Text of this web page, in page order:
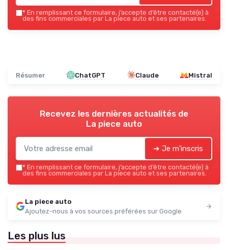
* En remplissant ce formulaire, j’accepte d’être contacté(e) à
des fins commerciales par La piece auto et ses partenaires.
Résumer ChatGPT Claude Mistral
Recevez les dernières actualités de
La piece auto
➔ Je m'inscris
* En remplissant ce formulaire, j’accepte d’être contacté(e) à
des fins commerciales par La piece auto et ses partenaires.
La piece auto
Ajoutez-nous à vos sources préférées sur Google
Les plus lus